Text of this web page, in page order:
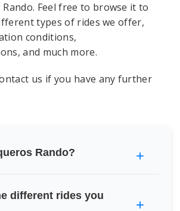
Feel free to browse it to
types of rides we offer,
conditions,
and much more.
us if you have any further
Rando?
different rides you